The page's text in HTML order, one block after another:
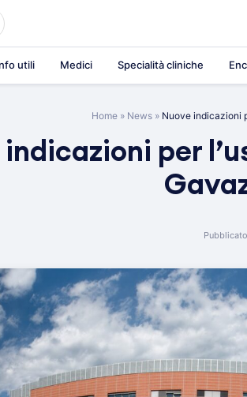
utili Medici Specialità cliniche
Home » News » Nuove indicazioni
indicazioni per